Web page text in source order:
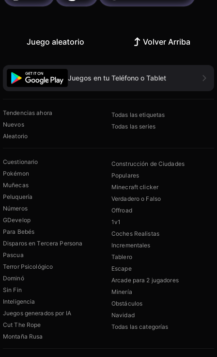
Juego aleatorio Volver Arriba
Juegos en tu Teléfono o Tablet
Tendencias ahora
Nuevos
Aleatorio
Todas las etiquetas
Todas las series
Cuestionario
Pokémon
Muñecas
Peluquería
Números
GDevelop
Para Bebés
Disparos en Tercera Persona
Pascua
Terror Psicológico
Dominó
Sin Fin
Inteligencia
Juegos generados por IA
Cut The Rope
Montaña Rusa
Construcción de Ciudades
Populares
Minecraft clicker
Verdadero o Falso
Offroad
1v1
Coches Realistas
Incrementales
Tablero
Escape
Arcade para 2 jugadores
Minería
Obstáculos
Navidad
Todas las categorías